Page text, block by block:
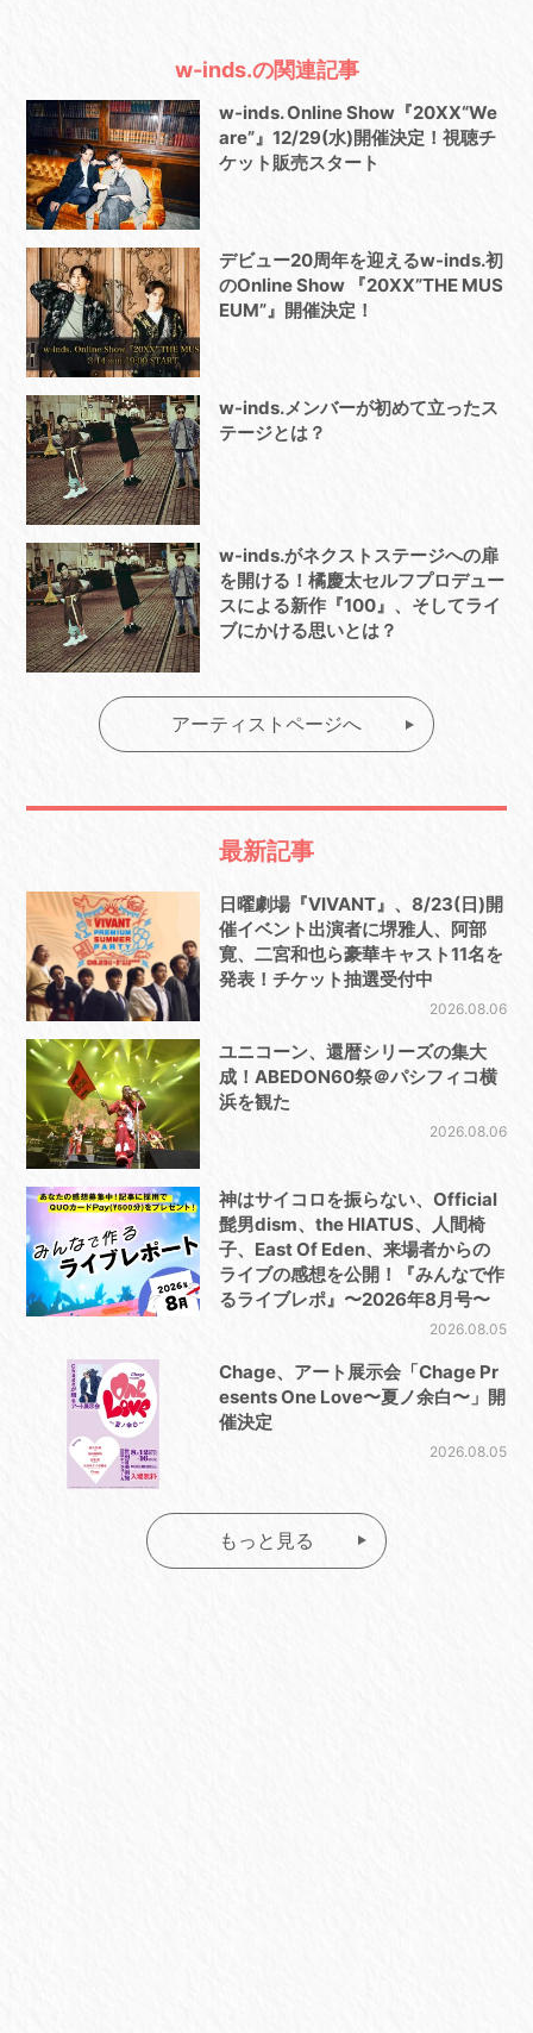
w-inds.の関連記事
w-inds. Online Show『20XX“We
are”』12/29(水)開催決定！視聴チ
ケット販売スタート
デビュー20周年を迎えるw-inds.初
のOnline Show 『20XX”THE MUS
EUM”』開催決定！
w-inds.メンバーが初めて立ったス
テージとは？
w-inds.がネクストステージへの扉
を開ける！橘慶太セルフプロデュー
スによる新作『100』、そしてライ
ブにかける思いとは？
アーティストページへ
最新記事
日曜劇場『VIVANT』、8/23(日)開
催イベント出演者に堺雅人、阿部
寛、二宮和也ら豪華キャスト11名を
発表！チケット抽選受付中
2026.08.06
ユニコーン、還暦シリーズの集大
成！ABEDON60祭＠パシフィコ横
浜を観た
2026.08.06
神はサイコロを振らない、Official
髭男dism、the HIATUS、人間椅
子、East Of Eden、来場者からの
ライブの感想を公開！『みんなで作
るライブレポ』〜2026年8月号〜
2026.08.05
Chage、アート展示会「Chage Pr
esents One Love〜夏ノ余白〜」開
催決定
2026.08.05
もっと見る